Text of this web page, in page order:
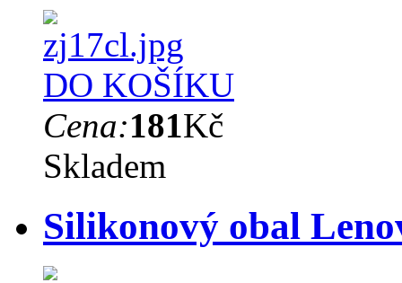
DO KOŠÍKU
Cena:181Kč
Skladem
Silikonový obal